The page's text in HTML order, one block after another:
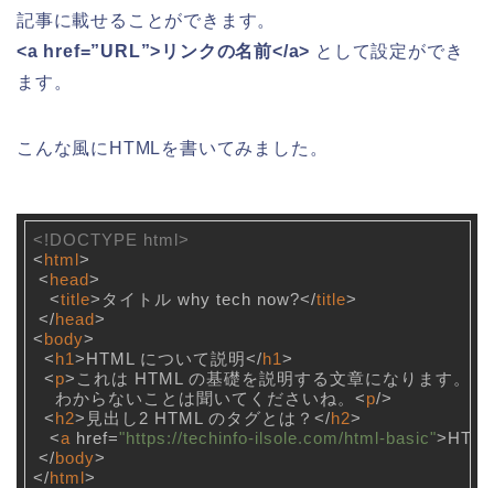
記事に載せることができます。
<a href=”URL”>リンクの名前</a> として設定ができ
ます。
こんな風にHTMLを書いてみました。
<!DOCTYPE html>
<html>
<head>
<title> タイトル why tech now?</title>
</head>
<body>
<h1>HTML について説明</h1>
<p> これは HTML の基礎を説明する文章になります。
    わからないことは聞いてくださいね。
<p/>
<h2> 見出し2 HTML のタグとは？ </h2>
<a href="https://techinfo-ilsole.com/html-basic">
</body>
</html>